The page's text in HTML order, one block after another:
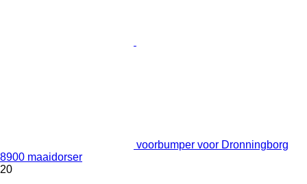
voorbumper voor Dronningborg
8900 maaidorser
20